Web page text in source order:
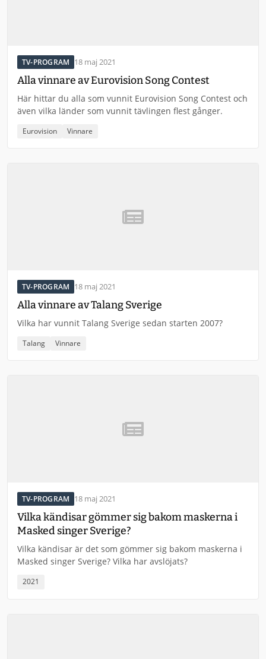
TV-PROGRAM 18 maj 2021
Alla vinnare av Eurovision Song Contest
Här hittar du alla som vunnit Eurovision Song Contest och
även vilka länder som vunnit tävlingen flest gånger.
Eurovision Vinnare
TV-PROGRAM 18 maj 2021
Alla vinnare av Talang Sverige
Vilka har vunnit Talang Sverige sedan starten 2007?
Talang Vinnare
TV-PROGRAM 18 maj 2021
Vilka kändisar gömmer sig bakom maskerna i
Masked singer Sverige?
Vilka kändisar är det som gömmer sig bakom maskerna i
Masked singer Sverige? Vilka har avslöjats?
2021